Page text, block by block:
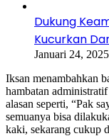
Dukung
Kucurkan
Januari 24, 2025
Iksan menambahkan
hambatan
alasan seperti, “Pak
semuanya bisa
kaki, sekarang cukup